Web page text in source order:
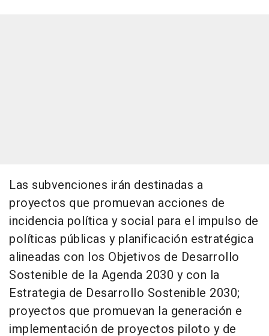
Las subvenciones irán destinadas a
proyectos que promuevan acciones de
incidencia política y social para el impulso de
políticas públicas y planificación estratégica
alineadas con los Objetivos de Desarrollo
Sostenible de la Agenda 2030 y con la
Estrategia de Desarrollo Sostenible 2030;
proyectos que promuevan la generación e
implementación de proyectos piloto y de